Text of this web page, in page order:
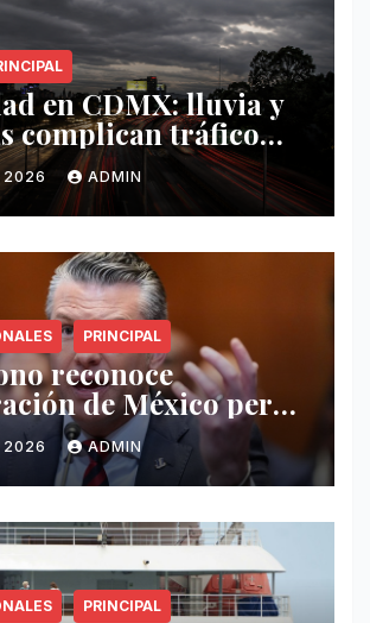
en CDMX: lluvia y
complican tráfico
mayo
2026 ADMIN
PRINCIPAL
reconoce
de México pero
operatividad
2026 ADMIN
PRINCIPAL